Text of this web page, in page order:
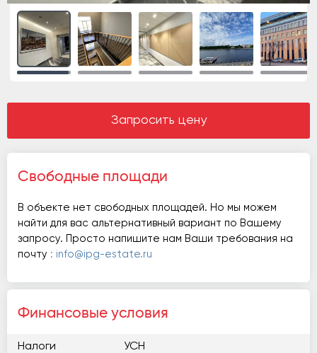
Запросить цену
Свободные площади
В объекте нет свободных площадей. Но мы можем
найти для вас альтернативный вариант по Вашему
запросу. Просто напишите нам Ваши требования на
почту : info@ipg-estate.ru
Финансовые условия
Налоги УСН